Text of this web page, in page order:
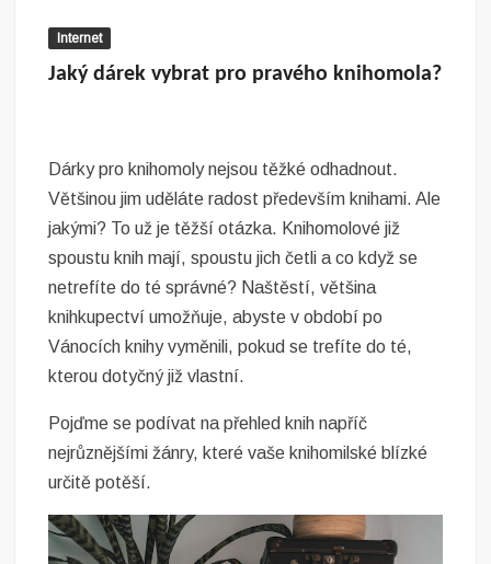
Internet
Jaký dárek vybrat pro pravého knihomola?
Dárky pro knihomoly nejsou těžké odhadnout.
Většinou jim uděláte radost především knihami. Ale
jakými? To už je těžší otázka. Knihomolové již
spoustu knih mají, spoustu jich četli a co když se
netrefíte do té správné? Naštěstí, většina
knihkupectví umožňuje, abyste v období po
Vánocích knihy vyměnili, pokud se trefíte do té,
kterou dotyčný již vlastní.
Pojďme se podívat na přehled knih napříč
nejrůznějšími žánry, které vaše knihomilské blízké
určitě potěší.